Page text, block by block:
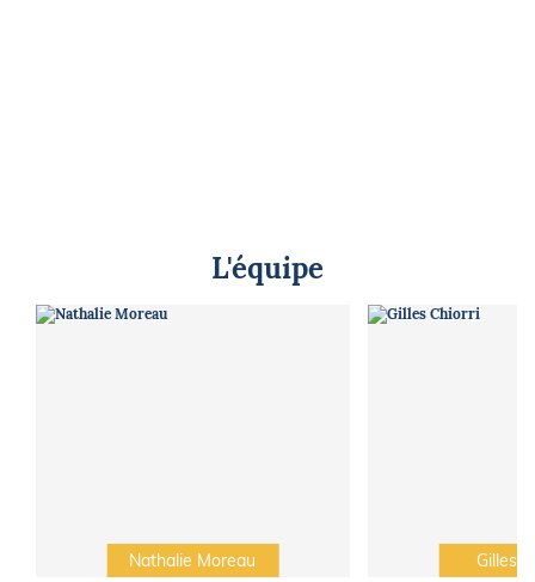
L'équipe
Nathalie Moreau Gilles